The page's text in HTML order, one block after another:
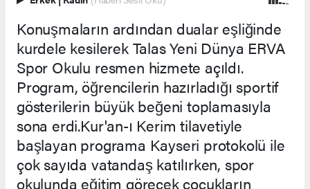
Konuşmaların ardından dualar eşliğinde
kurdele kesilerek Talas Yeni Dünya ERVA
Spor Okulu resmen hizmete açıldı.
Program, öğrencilerin hazırladığı sportif
gösterilerin büyük beğeni toplamasıyla
sona erdi.Kur'an-ı Kerim tilavetiyle
başlayan programa Kayseri protokolü ile
çok sayıda vatandaş katılırken, spor
okulunda eğitim görecek çocukların